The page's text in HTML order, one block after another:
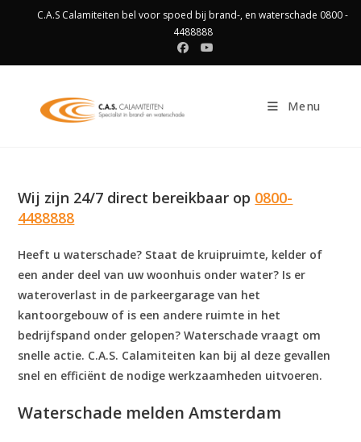
C.A.S Calamiteiten bel voor spoed bij brand-, en waterschade 0800 -
4488888
Menu
Wij zijn 24/7 direct bereikbaar op 0800-
4488888
Heeft u waterschade? Staat de kruipruimte, kelder of
een ander deel van uw woonhuis onder water? Is er
wateroverlast in de parkeergarage van het
kantoorgebouw of is een andere ruimte in het
bedrijfspand onder gelopen? Waterschade vraagt om
snelle actie. C.A.S. Calamiteiten kan bij al deze gevallen
snel en efficiënt de nodige werkzaamheden uitvoeren.
Waterschade melden Amsterdam